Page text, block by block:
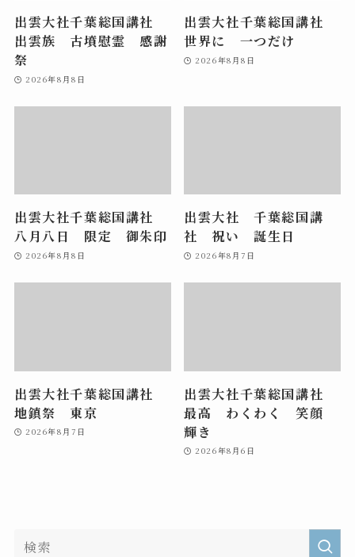
出雲大社千葉総国講社
出雲族 古墳慰霊 感謝
祭
2026年8月8日
出雲大社千葉総国講社
世界に 一つだけ
2026年8月8日
出雲大社千葉総国講社
八月八日 限定 御朱印
2026年8月8日
出雲大社 千葉総国講
社 祝い 誕生日
2026年8月7日
出雲大社千葉総国講社
地鎮祭 東京
2026年8月7日
出雲大社千葉総国講社
最高 わくわく 笑顔
輝き
2026年8月6日